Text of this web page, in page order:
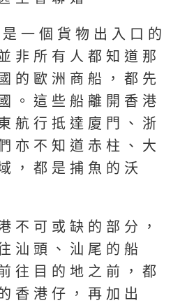
一個貨物出入口的
非所有人都知道那
的歐洲商船，都先
。這些船離開香港
航行抵達廈門、浙
亦不知道赤柱、大
，都是捕魚的沃
不可或缺的部分，
汕頭、汕尾的船
往目的地之前，都
香港仔，再加出